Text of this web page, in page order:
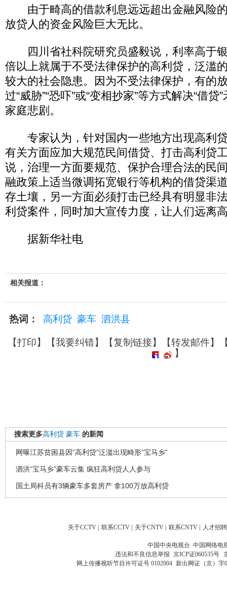
由于畸高的借款利息远远超出金融风险
放贷人的资金风险巨大无比。
四川省社科院研究员盛毅说，利率高于
倍以上就属于不受法律保护的高利贷，泛滥
较大的社会隐患。因为不受法律保护，有的
过“威胁”“恐吓”或“变相抄家”等方式解决“借
家庭悲剧。
专家认为，针对国内一些地方出现高利
有关方面应加大规范民间借贷、打击高利贷
说，治理一方面要规范、保护合理合法的民
融政策上适当微调拓宽银行等机构的借贷渠
存土壤，另一方面必须打击已经具有明显非
利贷案件，同时加大宣传力度，让人们远离
据新华社电
相关报道：
热词： 高利贷 豪车 泗洪县
【打印】【我要纠错】【复制链接】【转发邮件】
】
搜索更多高利贷 豪车 的新闻
网曝江苏贫困县因“高利贷”泛滥出现畸形“宝马乡”
泗洪“宝马乡”豪车云集 疯狂高利贷人人参与
国土局科员有3辆豪车多套房产 拿100万放高利贷
关于CCTV | 联系CCTV | 关于CNTV | 联系CNTV | 人才招聘
中国中央电视台 中国网络电
违法和不良信息举报 京ICP证060535号
网上传播视听节目许可证号 0102004 新出网证（京）